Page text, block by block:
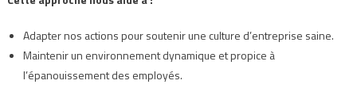
Adapter nos actions pour soutenir une culture d’entreprise saine.
Maintenir un environnement dynamique et propice à
l’épanouissement des employés.